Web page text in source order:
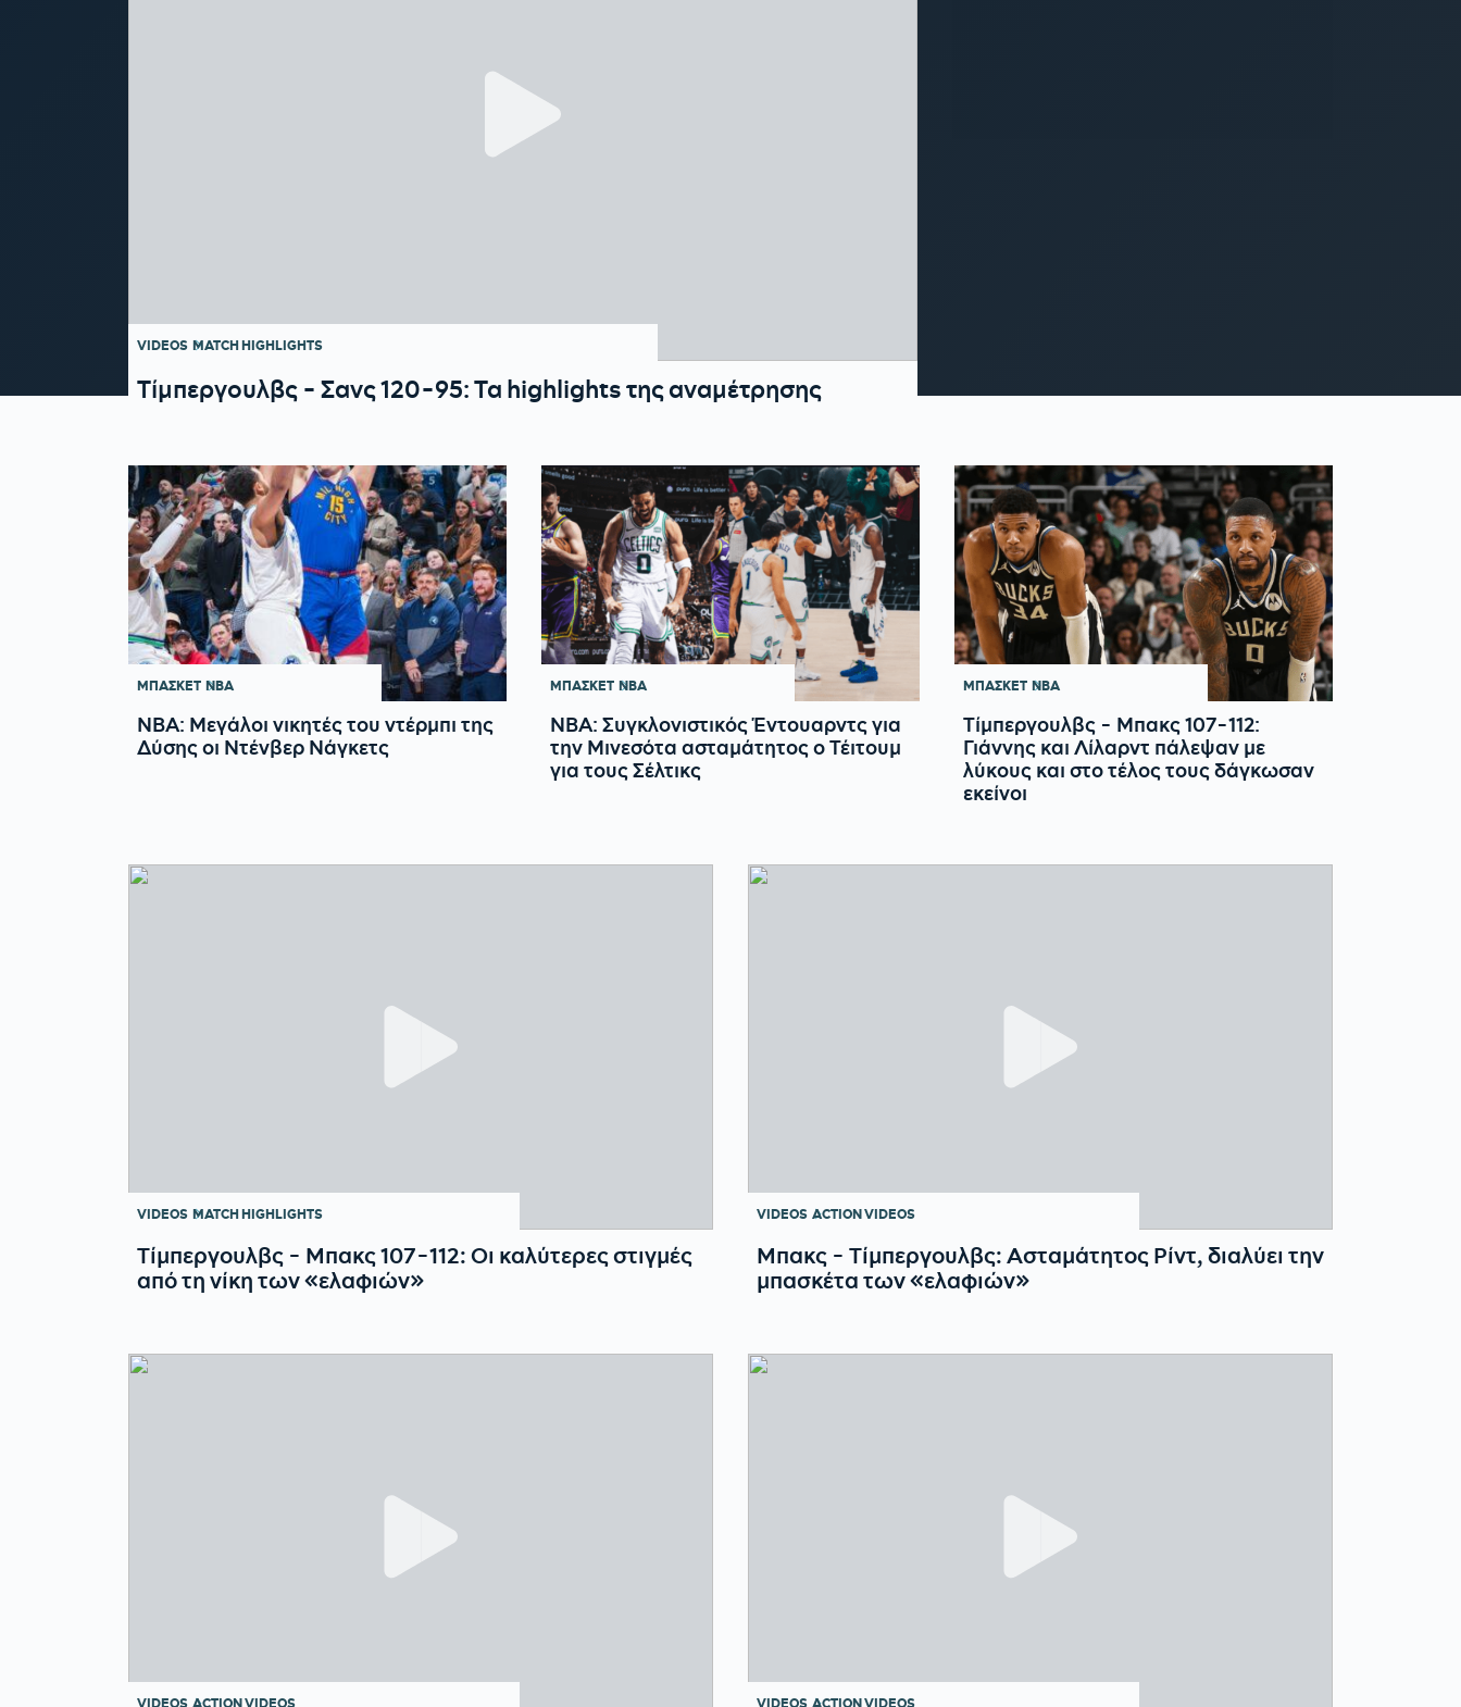
VIDEOS MATCH HIGHLIGHTS
Τίμπεργουλβς - Σανς 120-95: Τα highlights της αναμέτρησης
ΜΠΑΣΚΕΤ NBA
NBA: Μεγάλοι νικητές του ντέρμπι της
Δύσης οι Ντένβερ Νάγκετς
ΜΠΑΣΚΕΤ NBA
NBA: Συγκλονιστικός Έντουαρντς για
την Μινεσότα ασταμάτητος ο Τέιτουμ
για τους Σέλτικς
ΜΠΑΣΚΕΤ NBA
Τίμπεργουλβς - Μπακς 107-112:
Γιάννης και Λίλαρντ πάλεψαν με
λύκους και στο τέλος τους δάγκωσαν
εκείνοι
VIDEOS MATCH HIGHLIGHTS
Τίμπεργουλβς - Μπακς 107-112: Οι καλύτερες στιγμές
από τη νίκη των «ελαφιών»
VIDEOS ACTION VIDEOS
Μπακς - Τίμπεργουλβς: Ασταμάτητος Ρίντ, διαλύει την
μπασκέτα των «ελαφιών»
VIDEOS ACTION VIDEOS VIDEOS ACTION VIDEOS